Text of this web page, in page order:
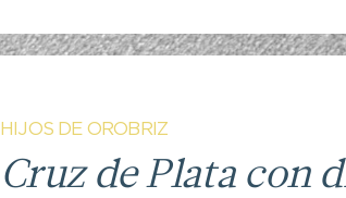
HIJOS DE OROBRIZ
Cruz de Plata con